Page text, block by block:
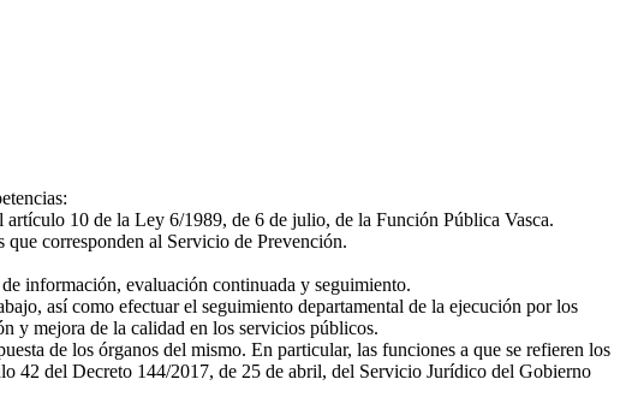
artículo 10 de la Ley 6/1989, de 6 de julio, de la Función Pública Vasca.
corresponden al Servicio de Prevención.
información, evaluación continuada y seguimiento.
así como efectuar el seguimiento departamental de la ejecución por los
y mejora de la calidad en los servicios públicos.
de los órganos del mismo. En particular, las funciones a que se refieren los
42 del Decreto 144/2017, de 25 de abril, del Servicio Jurídico del Gobierno